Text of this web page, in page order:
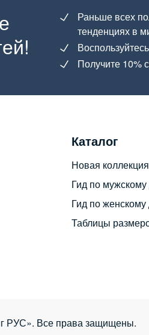
Раньше всех
тенденциях в
Получите 10%
Каталог
Новая коллекция
Гид по
Гид по
Таблицы
РУС». Все права защищены.